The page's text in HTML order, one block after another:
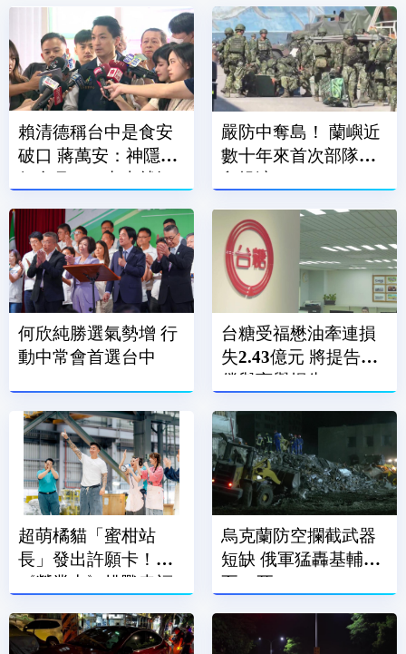
賴清德稱台中是食安
破口 蔣萬安：神隱一
個多月、一出來就卸
嚴防中奪島！ 蘭嶼近
數十年來首次部隊登
島操演
何欣純勝選氣勢增 行
動中常會首選台中
台糖受福懋油牽連損
失2.43億元 將提告求
償與商譽損失
超萌橘貓「蜜柑站
長」發出許願卡！
《營業中》挑戰幸福
烏克蘭防空攔截武器
短缺 俄軍猛轟基輔增
至17死